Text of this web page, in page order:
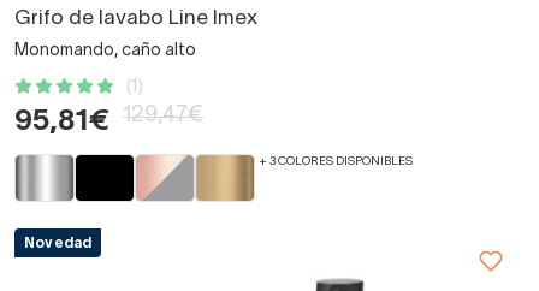
Grifo de lavabo Line Imex
Monomando, caño alto
(1)
95,81€ 129,47€
+ 3 COLORES DISPONIBLES
Novedad